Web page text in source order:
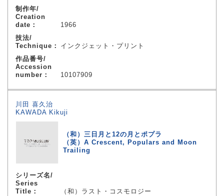
制作年/
Creation
date：
1966
技法/
Technique：
インクジェット・プリント
作品番号/
Accession
number：
10107909
川田 喜久治
KAWADA Kikuji
（和）三日月と12の月とポプラ
（英）A Crescent, Populars and Moon
Trailing
シリーズ名/
Series
Title：
（和）ラスト・コスモロジー